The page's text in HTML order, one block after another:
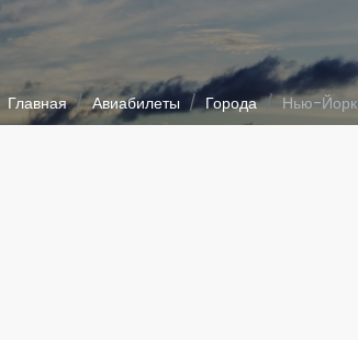
Главная Авиабилеты Города Нью-Йорк